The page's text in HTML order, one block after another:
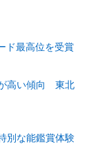
ド最高位を受賞
高い傾向 東北
別な能鑑賞体験